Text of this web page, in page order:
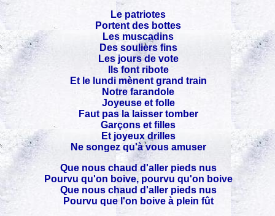
Le patriotes
Portent des bottes
Les muscadins
Des souliers fins
Les jours de vote
Ils font ribote
Et le lundi mènent grand train
Notre farandole
Joyeuse et folle
Faut pas la laisser tomber
Garçons et filles
Et joyeux drilles
Ne songez qu'à vous amuser
Que nous chaud d'aller pieds nus
Pourvu qu'on boive, pourvu qu'on boive
Que nous chaud d'aller pieds nus
Pourvu que l'on boive à plein fût